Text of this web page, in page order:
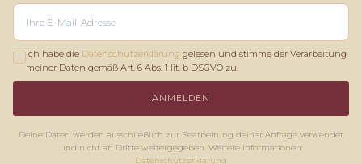
Ich habe die Datenschutzerklärung gelesen und stimme der Verarbeitung
meiner Daten gemäß Art. 6 Abs. 1 lit. b DSGVO zu.
ANMELDEN
Deine Daten werden ausschließlich zur Bearbeitung deiner Anfrage verwendet
und nicht an Dritte weitergegeben. Weitere Informationen:
Datenschutzerklärung